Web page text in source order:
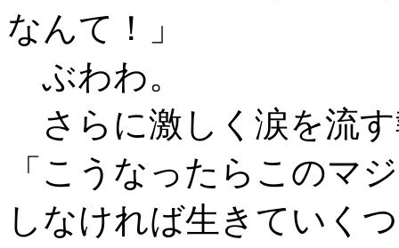
なんて！」
ぶわわ。
さらに激しく涙を流
「こうなったらこのマ
しなければ生きていく